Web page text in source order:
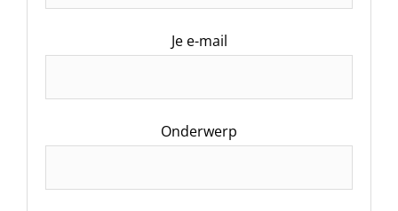
Je e-mail
Onderwerp